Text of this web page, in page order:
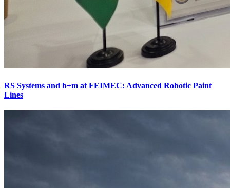
RS Systems and b+m at FEIMEC: Advanced Robotic Paint
Lines